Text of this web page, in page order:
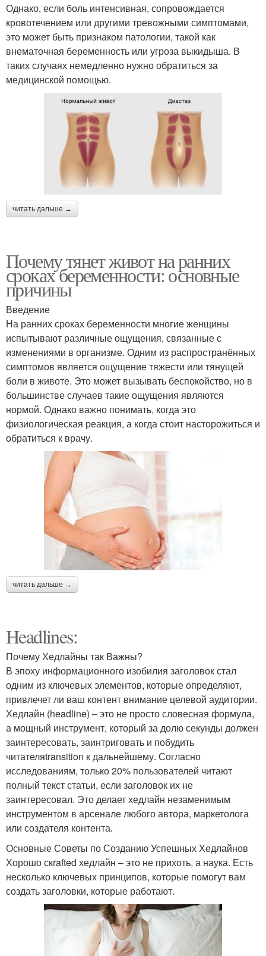
Однако, если боль интенсивная, сопровождается
кровотечением или другими тревожными симптомами,
это может быть признаком патологии, такой как
внематочная беременность или угроза выкидыша. В
таких случаях немедленно нужно обратиться за
медицинской помощью.
читать дальше →
Почему тянет живот на ранних
сроках беременности: основные
причины
Введение
На ранних сроках беременности многие женщины
испытывают различные ощущения, связанные с
изменениями в организме. Одним из распространённых
симптомов является ощущение тяжести или тянущей
боли в животе. Это может вызывать беспокойство, но в
большинстве случаев такие ощущения являются
нормой. Однако важно понимать, когда это
физиологическая реакция, а когда стоит насторожиться и
обратиться к врачу.
читать дальше →
Headlines:
Почему Хедлайны так Важны?
В эпоху информационного изобилия заголовок стал
одним из ключевых элементов, которые определяют,
привлечет ли ваш контент внимание целевой аудитории.
Хедлайн (headline) – это не просто словесная формула,
а мощный инструмент, который за долю секунды должен
заинтересовать, заинтриговать и побудить
читателяtransition к дальнейшему. Согласно
исследованиям, только 20% пользователей читают
полный текст статьи, если заголовок их не
заинтересовал. Это делает хедлайн незаменимым
инструментом в арсенале любого автора, маркетолога
или создателя контента.
Основные Советы по Созданию Успешных Хедлайнов
Хорошо скrafted хедлайн – это не прихоть, а наука. Есть
несколько ключевых принципов, которые помогут вам
создать заголовки, которые работают.